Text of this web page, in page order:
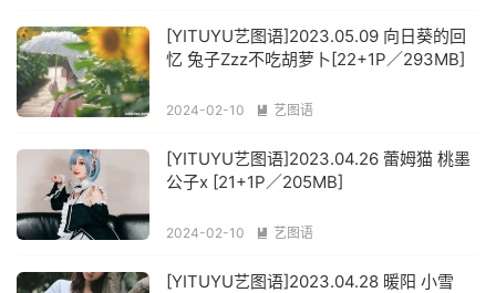
[YITUYU艺图语]2023.05.09 向日葵的回
忆 兔子Zzz不吃胡萝卜[22+1P／293MB]
2024-02-10  艺图语
[YITUYU艺图语]2023.04.26 蕾姆猫 桃墨
公子x [21+1P／205MB]
2024-02-10  艺图语
[YITUYU艺图语]2023.04.28 暖阳 小雪